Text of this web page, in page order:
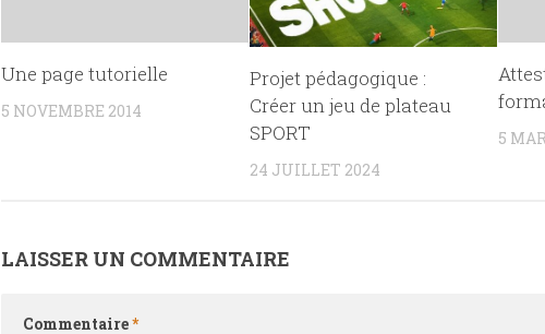
Une page tutorielle
5 NOVEMBRE 2014
Projet pédagogique :
Créer un jeu de plateau
SPORT
24 JUILLET 2024
5
LAISSER UN COMMENTAIRE
Commentaire*